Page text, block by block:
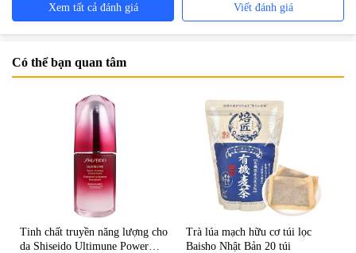
Xem tất cả đánh giá Viết đánh giá
Có thể bạn quan tâm
Tinh chất truyền năng lượng cho
da Shiseido Ultimune Power
Trà lúa mạch hữu cơ túi lọc
Baisho Nhật Bản 20 túi